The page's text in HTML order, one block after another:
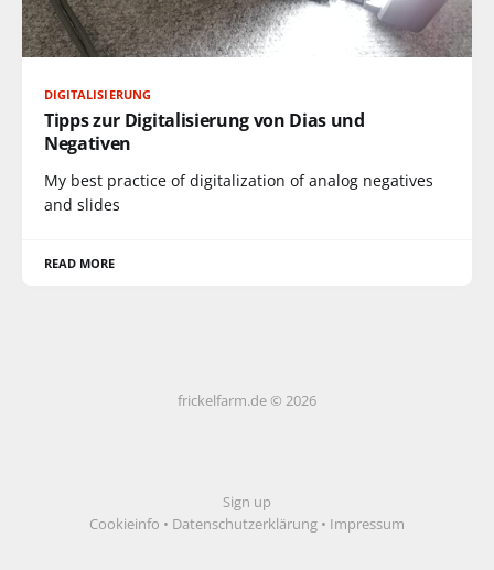
DIGITALISIERUNG
Tipps zur Digitalisierung von Dias und
Negativen
My best practice of digitalization of analog negatives
and slides
READ MORE
frickelfarm.de © 2026
Sign up
Cookieinfo • Datenschutzerklärung • Impressum